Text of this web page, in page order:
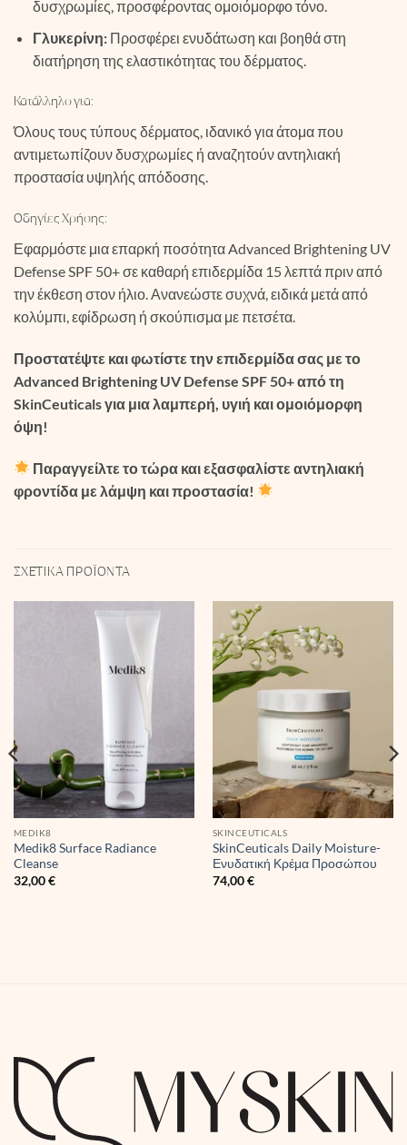
δυσχρωμίες, προσφέροντας ομοιόμορφο τόνο.
Γλυκερίνη:Προσφέρει ενυδάτωση και βοηθά στη
διατήρηση της ελαστικότητας του δέρματος.
Κατάλληλο για:
Όλους τους τύπους δέρματος, ιδανικό για άτομα που
αντιμετωπίζουν δυσχρωμίες ή αναζητούν αντηλιακή
προστασία υψηλής απόδοσης.
Οδηγίες Χρήσης:
Εφαρμόστε μια επαρκή ποσότητα Advanced Brightening UV
Defense SPF 50+ σε καθαρή επιδερμίδα 15 λεπτά πριν από
την έκθεση στον ήλιο. Ανανεώστε συχνά, ειδικά μετά από
κολύμπι, εφίδρωση ή σκούπισμα με πετσέτα.
Προστατέψτε και φωτίστε την επιδερμίδα σας με το
Advanced Brightening UV Defense SPF 50+ από τη
SkinCeuticals για μια λαμπερή, υγιή και ομοιόμορφη
όψη!
Παραγγείλτε το τώρα και εξασφαλίστε αντηλιακή
φροντίδα με λάμψη και προστασία!
ΣΧΕΤΙΚΆ ΠΡΟΪΌΝΤΑ
MEDIK8
Medik8 Surface Radiance
Cleanse
32,00€
SKINCEUTICALS
SkinCeuticals Daily Moisture-
Ενυδατική Κρέμα Προσώπου
74,00€